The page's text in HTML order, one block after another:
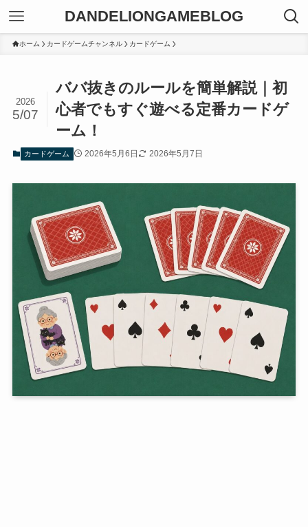
DANDELIONGAMEBLOG
ホーム カードゲームチャンネル カードゲーム
ババ抜きのルールを簡単解説｜初
心者でもすぐ遊べる定番カードゲ
ーム！
2026
5/07
カードゲーム 2026年5月6日 2026年5月7日